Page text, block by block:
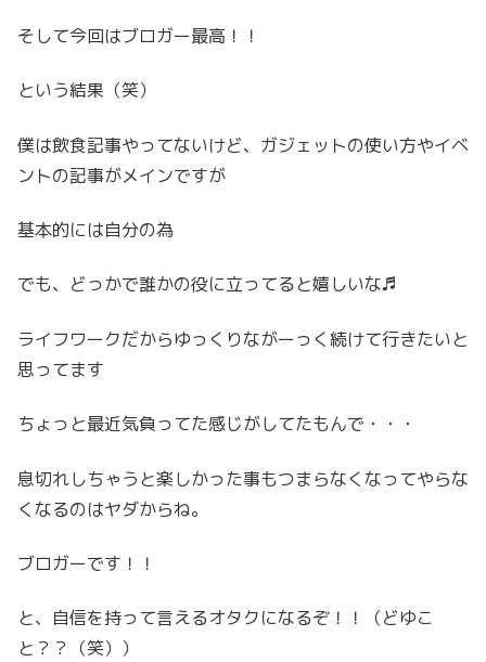
そして今回はブロガー最高！！
という結果（笑）
僕は飲食記事やってないけど、ガジェットの使い方やイベ
ントの記事がメインですが
基本的には自分の為
でも、どっかで誰かの役に立ってると嬉しいな♬
ライフワークだからゆっくりながーっく続けて行きたいと
思ってます
ちょっと最近気負ってた感じがしてたもんで・・・
息切れしちゃうと楽しかった事もつまらなくなってやらな
くなるのはヤダからね。
ブロガーです！！
と、自信を持って言えるオタクになるぞ！！（どゆこ
と？？（笑））